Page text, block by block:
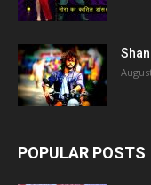
POPULAR POSTS